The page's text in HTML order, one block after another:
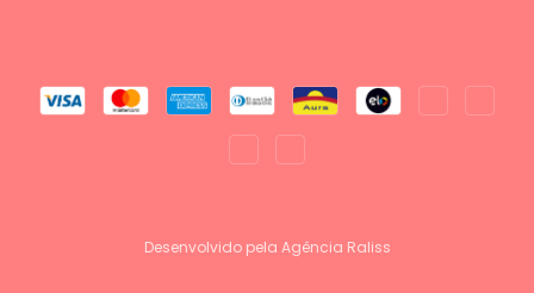
Desenvolvido pela Agência Raliss